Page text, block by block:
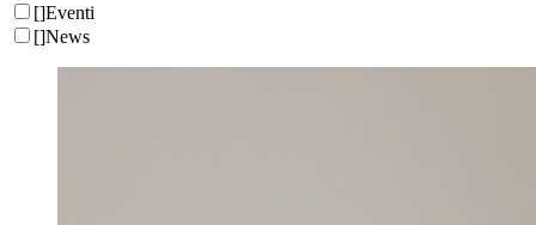
[]Eventi
[]News